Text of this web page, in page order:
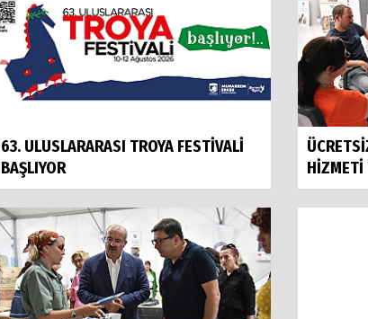
63. ULUSLARARASI TROYA FESTİVALİ
BAŞLIYOR
HİZMETİ